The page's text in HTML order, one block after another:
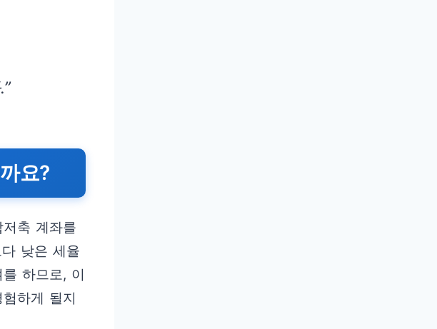
요?
축 계좌를
낮은 세율
하므로, 이
하게 될지